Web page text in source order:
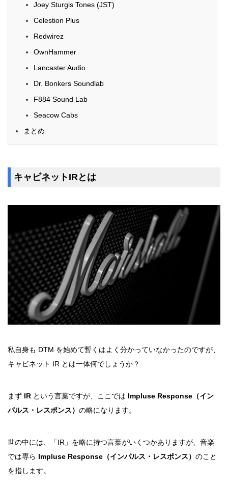
Joey Sturgis Tones (JST)
Celestion Plus
Redwirez
OwnHammer
Lancaster Audio
Dr. Bonkers Soundlab
F884 Sound Lab
Seacow Cabs
まとめ
キャビネットIRとは
私自身も DTM を始めて暫くはよく分かっていなかったのですが、
キャビネット IR とは一体何でしょうか？
まず IR という言葉ですが、ここでは Impluse Response（イン
パルス・レスポンス） の略になります。
世の中には、「IR」を略に持つ言葉がいくつかありますが、音楽
では専ら Impluse Response（インパルス・レスポンス） のこと
を指します。